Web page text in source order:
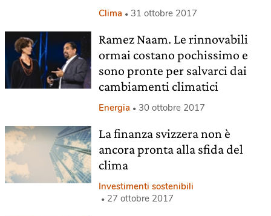
Clima 31 ottobre 2017
Ramez Naam. Le rinnovabili
ormai costano pochissimo e
sono pronte per salvarci dai
cambiamenti climatici
Energia 30 ottobre 2017
La finanza svizzera non è
ancora pronta alla sfida del
clima
Investimenti sostenibili
27 ottobre 2017